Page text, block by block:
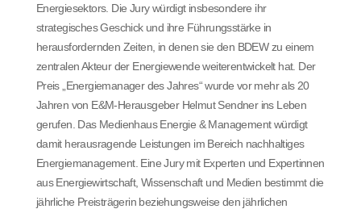
Energiesektors. Die Jury würdigt insbesondere ihr
strategisches Geschick und ihre Führungsstärke in
herausfordernden Zeiten, in denen sie den BDEW zu einem
zentralen Akteur der Energiewende weiterentwickelt hat. Der
Preis „Energiemanager des Jahres“ wurde vor mehr als 20
Jahren von E&M-Herausgeber Helmut Sendner ins Leben
gerufen. Das Medienhaus Energie & Management würdigt
damit herausragende Leistungen im Bereich nachhaltiges
Energiemanagement. Eine Jury mit Experten und Expertinnen
aus Energiewirtschaft, Wissenschaft und Medien bestimmt die
jährliche Preisträgerin beziehungsweise den jährlichen